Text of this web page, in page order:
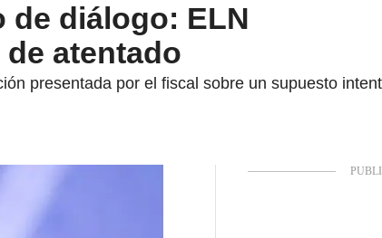
de diálogo: ELN
atentado
presentada por el fiscal sobre un supuesto